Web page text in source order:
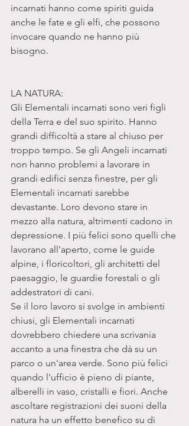
incarnati hanno come spiriti guida
anche le fate e gli elfi, che possono
invocare quando ne hanno più
bisogno.
LA NATURA:
Gli Elementali incarnati sono veri figli
della Terra e del suo spirito. Hanno
grandi difficoltà a stare al chiuso per
troppo tempo. Se gli Angeli incarnati
non hanno problemi a lavorare in
grandi edifici senza finestre, per gli
Elementali incarnati sarebbe
devastante. Loro devono stare in
mezzo alla natura, altrimenti cadono in
depressione. I più felici sono quelli che
lavorano all'aperto, come le guide
alpine, i floricoltori, gli architetti del
paesaggio, le guardie forestali o gli
addestratori di cani.
Se il loro lavoro si svolge in ambienti
chiusi, gli Elementali incarnati
dovrebbero chiedere una scrivania
accanto a una finestra che dà su un
parco o un'area verde. Sono più felici
quando l'ufficio è pieno di piante,
alberelli in vaso, cristalli e fiori. Anche
ascoltare registrazioni dei suoni della
natura ha un effetto benefico su di